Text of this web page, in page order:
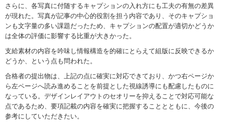
さらに、各写真に付随するキャプションの入れ方にも工夫の有無の差異
が現れた。写真が記事の中心的役割を担う内容であり、そのキャプショ
ンも文字量の多い課題だったため、キャプションの配置が適切かどうか
は全体の評価に影響する比重が大きかった。
支給素材の内容を吟味し情報構造を的確にとらえて組版に反映できるか
どうか、という点も問われた。
合格者の提出物は、上記の点に確実に対応できており、かつ右ページか
ら左ページへ読み進めることを前提とした視線誘導にも配慮したものに
なっている。デザインレイアウトのセオリーを抑えることで対応可能な
点であるため、要項記載の内容を確実に把握することとともに、今後の
参考にしていただきたい。